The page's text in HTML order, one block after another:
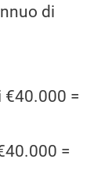
di
€40.000 =
=